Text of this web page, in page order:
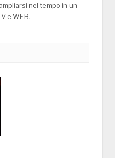
nel tempo in un
e WEB.